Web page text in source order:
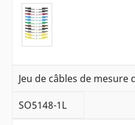
Jeu de câbles de mesure
SO5148-1L